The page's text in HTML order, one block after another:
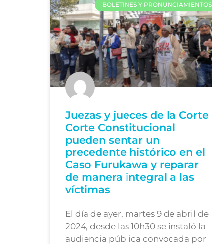
BOLETINES Y PRONUNCIAMIENTOS
Juezas y jueces de la Corte
Corte Constitucional
pueden sentar un
precedente histórico en el
Caso Furukawa y reparar
de manera integral a las
víctimas
El día de ayer, martes 9 de abril de
2024, desde las 10h30 se instaló la
audiencia pública convocada por